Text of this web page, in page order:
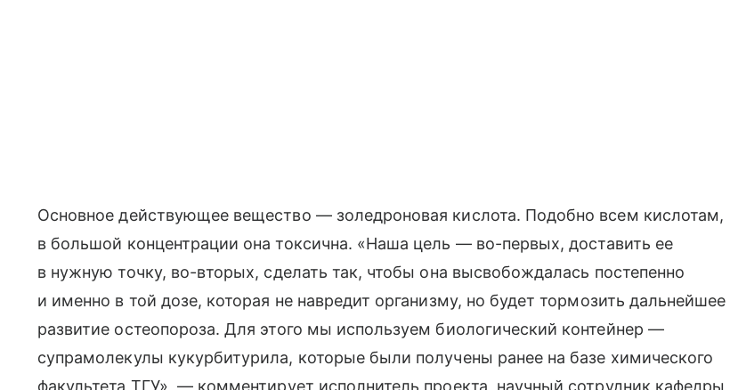
Основное действующее вещество — золедроновая кислота. Подобно всем кислотам,
в большой концентрации она токсична. «Наша цель — во-первых, доставить ее
в нужную точку, во-вторых, сделать так, чтобы она высвобождалась постепенно
и именно в той дозе, которая не навредит организму, но будет тормозить дальнейшее
развитие остеопороза. Для этого мы используем биологический контейнер —
супрамолекулы кукурбитурила, которые были получены ранее на базе химического
факультета ТГУ», — комментирует исполнитель проекта, научный сотрудник кафедры